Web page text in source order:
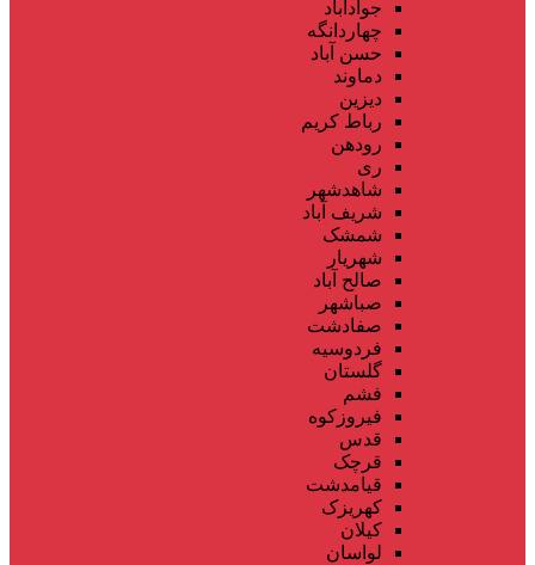
جوادآباد
چهاردانگه
حسن آباد
دماوند
دیزین
رباط کریم
رودهن
ری
شاهدشهر
شریف آباد
شمشک
شهریار
صالح آباد
صباشهر
صفادشت
فردوسیه
گلستان
فشم
فیروزکوه
قدس
قرچک
قیامدشت
کهریزک
کیلان
لواسان